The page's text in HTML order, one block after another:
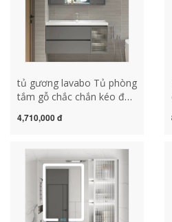
tủ gương lavabo Tủ phòng
tắm gỗ chắc chắn kéo đẩy
phòng tắm gương gấp
hợp tủ tủ gương đèn led
tủ gương nhà tắm thông
4,710,000 đ